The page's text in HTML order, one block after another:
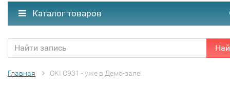
Каталог товаров
Главная OKI C931 - уже в Демо-зале!